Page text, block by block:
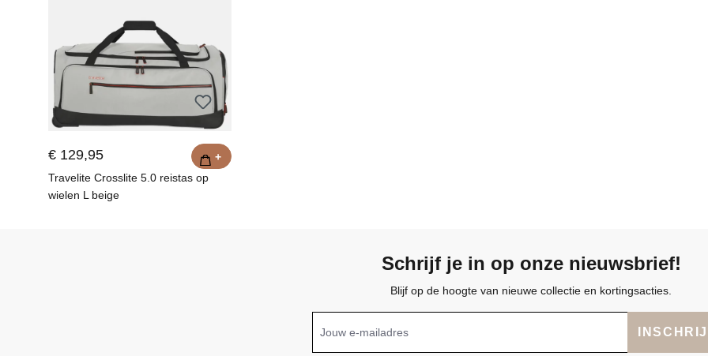
€ 129,95
Travelite Crosslite 5.0 reistas op
wielen L beige
+
Schrijf je in op onze nieuwsbrief!
Blijf op de hoogte van nieuwe collectie en kortingsacties.